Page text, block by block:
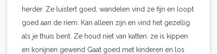
herder. Ze luistert goed, wandelen vind ze fijn en loopt
goed aan de riem. Kan alleen zijn en vind het gezellig
als je thuis bent. Ze houd niet van katten. ze is kippen
en konijnen gewend Gaat goed met kinderen en los